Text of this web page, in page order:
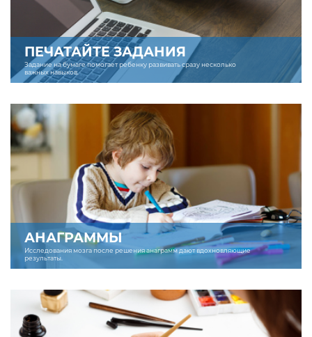
ПЕЧАТАЙТЕ ЗАДАНИЯ
Задание на бумаге помогает ребенку развивать сразу несколько
важных навыков.
АНАГРАММЫ
Исследования мозга после решения анаграмм дают вдохновляющие
результаты.